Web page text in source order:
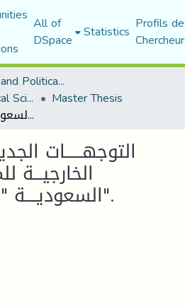
All of
DSpace Statistics Profils
Faculty of Law and Political Science
Department of Political Sciences Master Thesis
التوجهــــــات الجديـــــدة للسياســــة الخارجيـــة للمملكـــة العربيـــة السعوديــــة " 2010 -2016 م".
التوجهــــــات
الخارجيـــة
السعوديــــة " 2010 -2016 م".